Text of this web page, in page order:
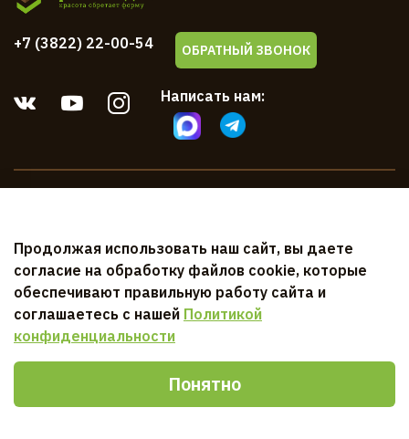
Клиентам
Документы
Написать нам:
+7 (3822) 22-00-54 ОБРАТНЫЙ ЗВОНОК
Продолжая использовать наш сайт, вы даете
согласие на обработку файлов cookie, которые
обеспечивают правильную работу сайта и
соглашаетесь с нашей Политикой
конфиденциальности
Понятно